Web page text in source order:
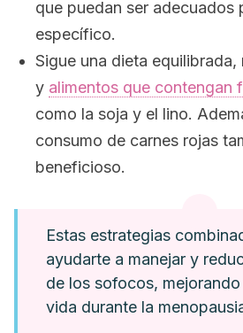
que puedan ser adecuados
específico.
Sigue una dieta equilibrada,
y alimentos que contengan
como la soja y el lino.
consumo de carnes rojas
beneficioso.
Estas estrategias
ayudarte a manejar y
de los sofocos,
vida durante la